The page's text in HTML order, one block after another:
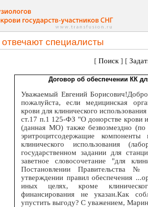
специалисты
[ Поиск] [
Договор об обеспечении КК
Уважаемый Евгений
пожалуйста, если медицинская
крови для клинического
ст.17 п.1 125-ФЗ "О донорстве крови
(данная МО) также безвозмездно (по
эритроцитсодержащие
клинического использования
государственном задании для
заветное словосочетание "для
Постановлении
утверждении правил обеспечения
иных целях, кроме
финансирования не указан.Как
упустить выгоду? С уважением,